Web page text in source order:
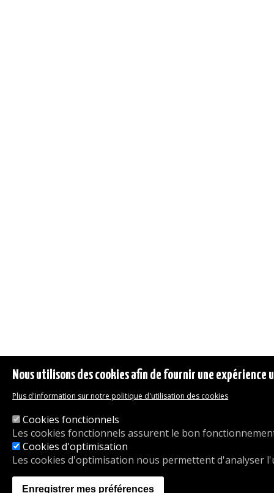
Nous utilisons des cookies afin de fournir une
Plus d'information sur notre politique d'utilisation des cookies
Cookies fonctionnels
Les cookies fonctionnels assurent le bon
Cookies d'optimisation
Les cookies d'optimisation nous permettent d'analyser
Enregistrer mes préférences